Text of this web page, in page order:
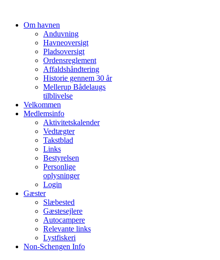
Om havnen
Anduvning
Havneoversigt
Pladsoversigt
Ordensreglement
Affaldshåndtering
Historie gennem 30 år
Mellerup Bådelaugs
tilblivelse
Velkommen
Medlemsinfo
Aktivitetskalender
Vedtægter
Takstblad
Links
Bestyrelsen
Personlige
oplysninger
Login
Gæster
Slæbested
Gæstesejlere
Autocampere
Relevante links
Lystfiskeri
Non-Schengen Info